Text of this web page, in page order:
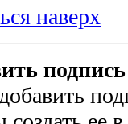
наверх